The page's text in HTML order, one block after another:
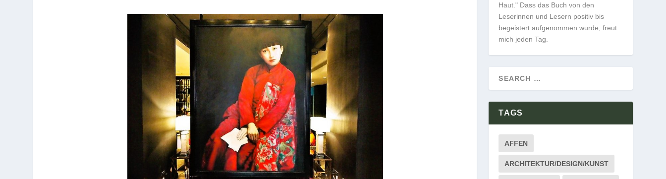
Haut." Dass das Buch von den
Leserinnen und Lesern positiv bis
begeistert aufgenommen wurde, freut
mich jeden Tag.
TAGS
AFFEN
ARCHITEKTUR/DESIGN/KUNST